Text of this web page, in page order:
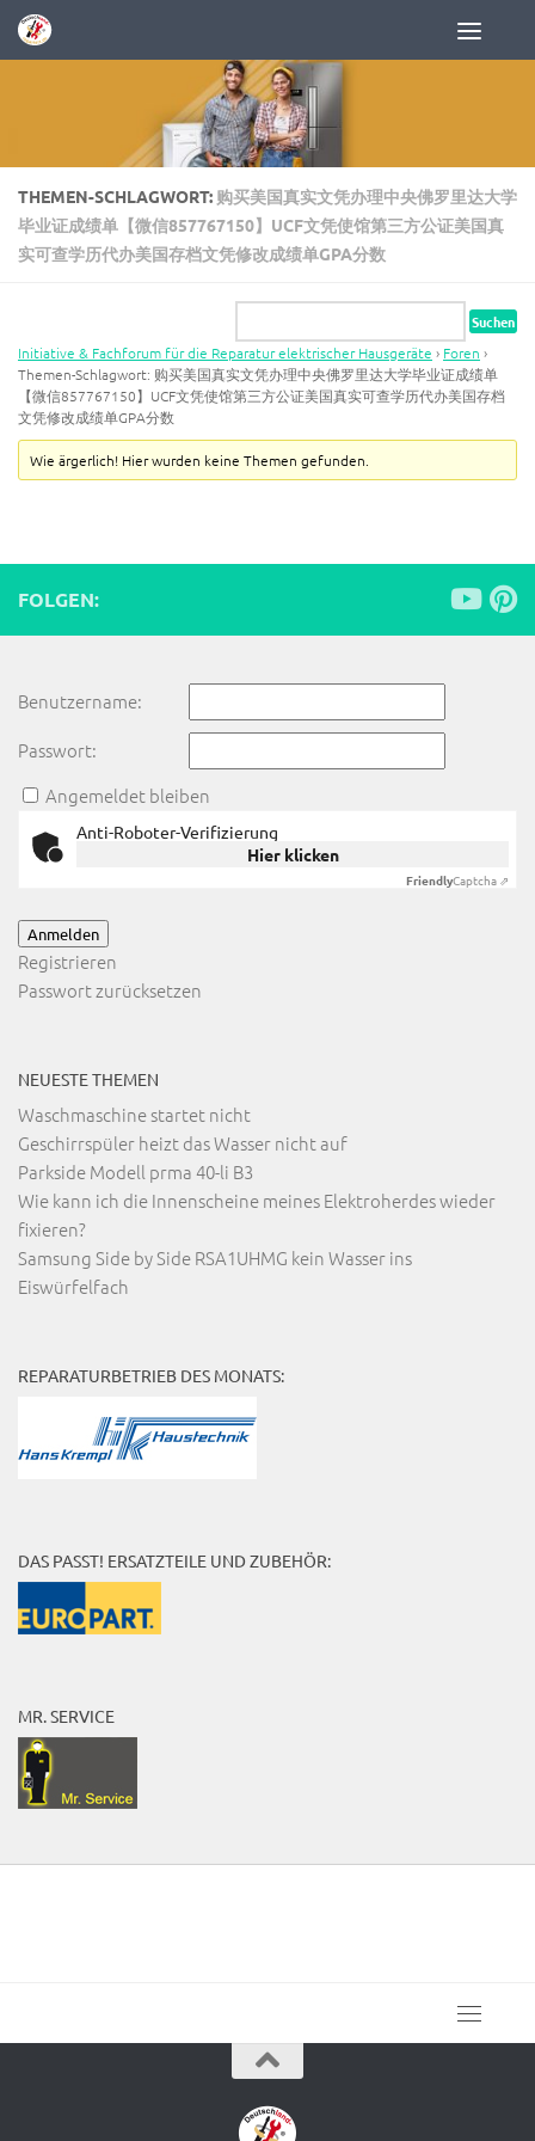
Zum Inhalt springen
THEMEN-SCHLAGWORT: 购买美国真实文凭办理中央佛罗里达大学
毕业证成绩单【微信857767150】UCF文凭使馆第三方公证美国真
实可查学历代办美国存档文凭修改成绩单GPA分数
Initiative & Fachforum für die Reparatur elektrischer Hausgeräte › Foren ›
Themen-Schlagwort: 购买美国真实文凭办理中央佛罗里达大学毕业证成绩单
【微信857767150】UCF文凭使馆第三方公证美国真实可查学历代办美国存档
文凭修改成绩单GPA分数
Wie ärgerlich! Hier wurden keine Themen gefunden.
FOLGEN:
Benutzername:
Passwort:
Angemeldet bleiben
Anti-Roboter-Verifizierung
Hier klicken
FriendlyCaptcha ⇗
Anmelden
Registrieren
Passwort zurücksetzen
NEUESTE THEMEN
Waschmaschine startet nicht
Geschirrspüler heizt das Wasser nicht auf
Parkside Modell prma 40-li B3
Wie kann ich die Innenscheine meines Elektroherdes wieder
fixieren?
Samsung Side by Side RSA1UHMG kein Wasser ins
Eiswürfelfach
REPARATURBETRIEB DES MONATS:
DAS PASST! ERSATZTEILE UND ZUBEHÖR:
MR. SERVICE